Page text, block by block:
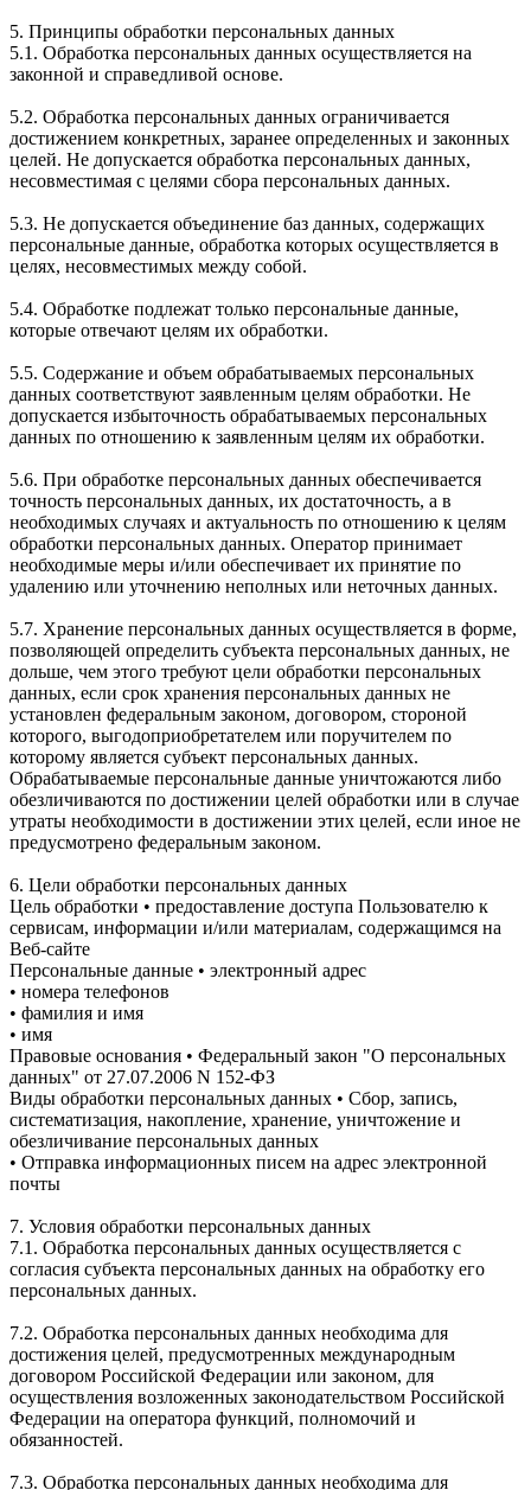
5. Принципы обработки персональных данных
5.1. Обработка персональных данных осуществляется на
законной и справедливой основе.
5.2. Обработка персональных данных ограничивается
достижением конкретных, заранее определенных и законных
целей. Не допускается обработка персональных данных,
несовместимая с целями сбора персональных данных.
5.3. Не допускается объединение баз данных, содержащих
персональные данные, обработка которых осуществляется в
целях, несовместимых между собой.
5.4. Обработке подлежат только персональные данные,
которые отвечают целям их обработки.
5.5. Содержание и объем обрабатываемых персональных
данных соответствуют заявленным целям обработки. Не
допускается избыточность обрабатываемых персональных
данных по отношению к заявленным целям их обработки.
5.6. При обработке персональных данных обеспечивается
точность персональных данных, их достаточность, а в
необходимых случаях и актуальность по отношению к целям
обработки персональных данных. Оператор принимает
необходимые меры и/или обеспечивает их принятие по
удалению или уточнению неполных или неточных данных.
5.7. Хранение персональных данных осуществляется в форме,
позволяющей определить субъекта персональных данных, не
дольше, чем этого требуют цели обработки персональных
данных, если срок хранения персональных данных не
установлен федеральным законом, договором, стороной
которого, выгодоприобретателем или поручителем по
которому является субъект персональных данных.
Обрабатываемые персональные данные уничтожаются либо
обезличиваются по достижении целей обработки или в случае
утраты необходимости в достижении этих целей, если иное не
предусмотрено федеральным законом.
6. Цели обработки персональных данных
Цель обработки • предоставление доступа Пользователю к
сервисам, информации и/или материалам, содержащимся на
Веб-сайте
Персональные данные • электронный адрес
• номера телефонов
• фамилия и имя
• имя
Правовые основания • Федеральный закон "О персональных
данных" от 27.07.2006 N 152-ФЗ
Виды обработки персональных данных • Сбор, запись,
систематизация, накопление, хранение, уничтожение и
обезличивание персональных данных
• Отправка информационных писем на адрес электронной
почты
7. Условия обработки персональных данных
7.1. Обработка персональных данных осуществляется с
согласия субъекта персональных данных на обработку его
персональных данных.
7.2. Обработка персональных данных необходима для
достижения целей, предусмотренных международным
договором Российской Федерации или законом, для
осуществления возложенных законодательством Российской
Федерации на оператора функций, полномочий и
обязанностей.
7.3. Обработка персональных данных необходима для